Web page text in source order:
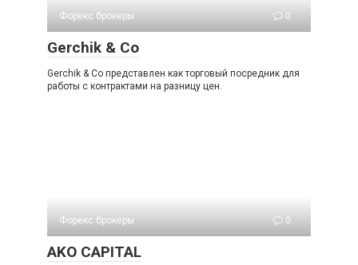
Форекс брокеры 0
Gerchik & Co
Gerchik & Co представлен как торговый посредник для
работы с контрактами на разницу цен.
Форекс брокеры 0
AKO CAPITAL